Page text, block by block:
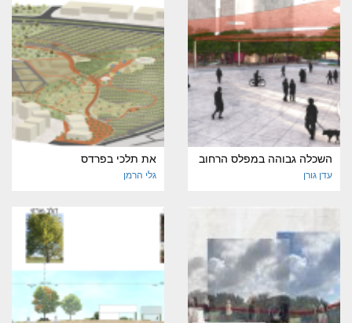
השכלה גבוהה במפלס הרחוב
עדן גורן
את תלכי בפרדס
גלי הרמן